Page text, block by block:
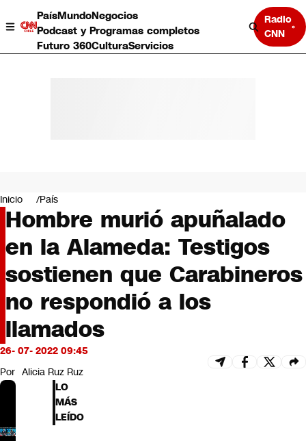
PaísMundoNegocios
Podcast y Programas completos
Futuro 360CulturaServicios
Radio
CNN
Negocios
Deportes
Programas completos
Cultura
Servicios
Bits
CNN tiempo
Futuro 360
Opinión
Inicio País
Hombre murió apuñalado
en la Alameda: Testigos
sostienen que Carabineros
no respondió a los
llamados
26- 07- 2022 09:45
Por Alicia Ruz Ruz
LO
MÁS
LEÍDO